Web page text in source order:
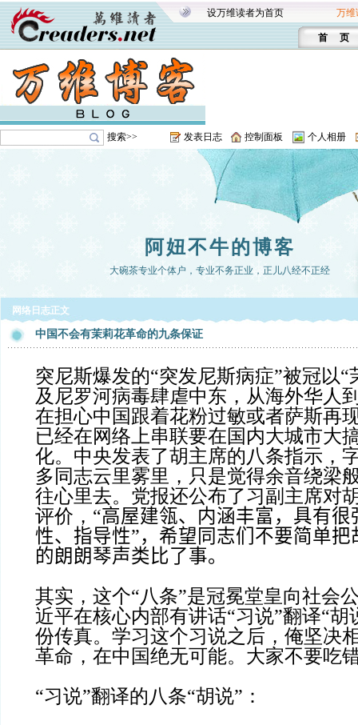
设万维读者为首页 万维
首 页
搜索>> 发表日志 控制面板 个人相册
阿妞不牛的博客
大碗茶专业个体户，专业不务正业，正儿八经不正经
网络日志正文
中国不会有茉莉花革命的九条保证
突尼斯爆发的“突发尼斯病症”被冠以“
及尼罗河病毒肆虐中东，从海外华人
在担心中国跟着花粉过敏或者萨斯再
已经在网络上串联要在国内大城市大
化。中央发表了胡主席的八条指示，
多同志云里雾里，只是觉得余音绕梁
往心里去。党报还公布了习副主席对
评价， “高屋建瓴、内涵丰富，具有
性、指导性”，希望同志们不要简单
的朗朗琴声类比了事。
其实，这个“八条”是冠冕堂皇向社会
近平在核心内部有讲话“习说”翻译“胡
份传真。学习这个习说之后，俺坚决
革命，在中国绝无可能。大家不要吃
“习说”翻译的八条“胡说”：